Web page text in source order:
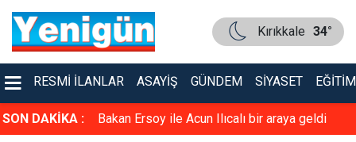
Kırıkkale 34°
RESMI İLANLAR ASAYIŞ GÜNDEM SIYASET EĞITIM
SON DAKİKA :
destek Bakan Ersoy ile Acun Ilıcalı bir araya geldi